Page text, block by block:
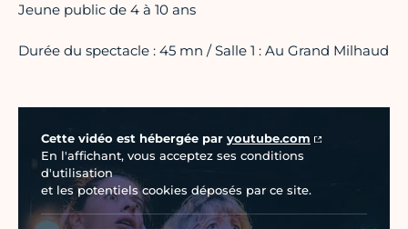
Jeune public de 4 à 10 ans
Durée du spectacle : 45 mn / Salle 1 : Au Grand Milhaud
Cette vidéo est hébergée par youtube.com
En l'affichant, vous acceptez ses conditions
d'utilisation
et les potentiels cookies déposés par ce site.